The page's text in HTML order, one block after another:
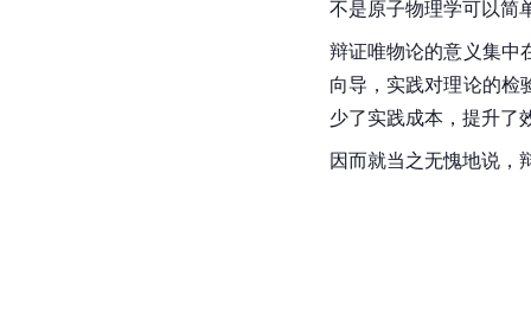
不是原子物理学可以简
辩证唯物论的意义集中
向导，实践对理论的检
少了实践成本，提升了
因而就当之无愧地说，